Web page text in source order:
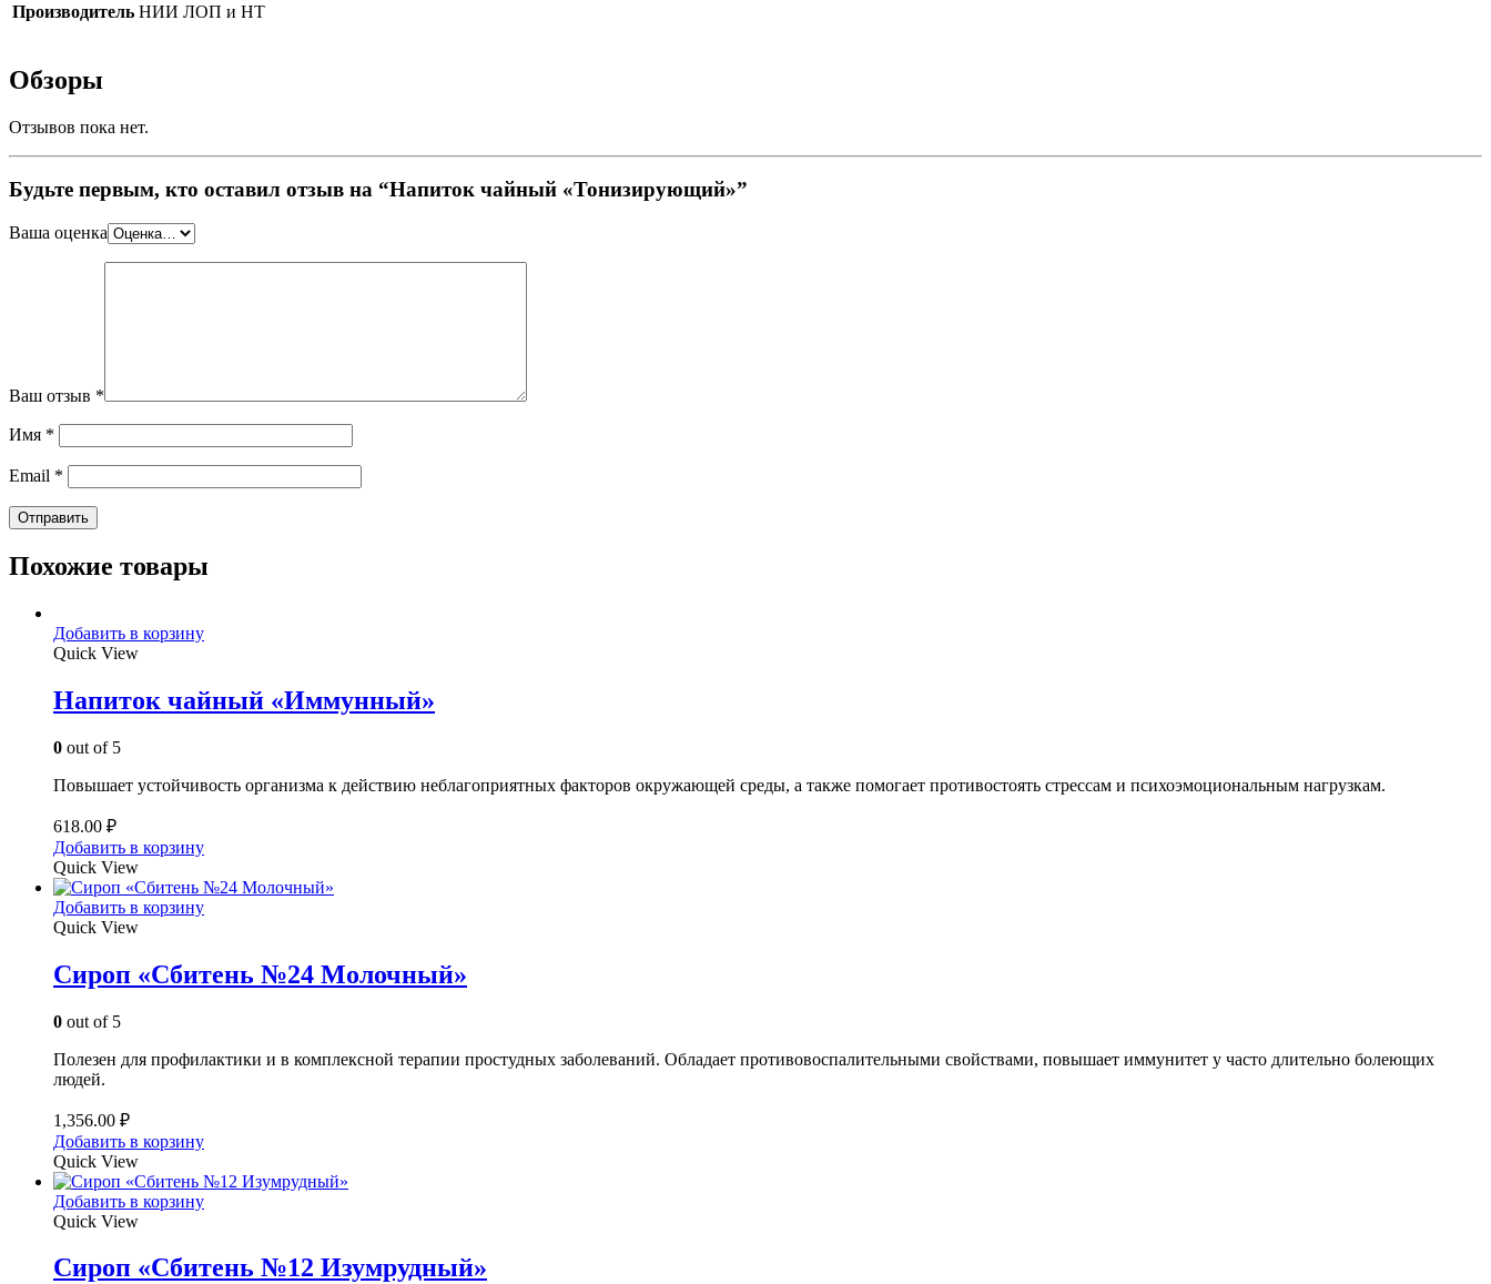
Производитель НИИ ЛОП и НТ
Обзоры
Отзывов пока нет.
Будьте первым, кто оставил отзыв на “Напиток чайный «Тонизирующий»”
Ваша оценка
Ваш отзыв *
Имя *
Email *
Похожие товары
Добавить в корзину
Quick View
Напиток чайный «Иммунный»
0 out of 5
Повышает устойчивость организма к действию неблагоприятных факторов окружающей среды, а также помогает противостоять стрессам и психоэмоциональным нагрузкам.
618.00 ₽
Добавить в корзину
Quick View
Добавить в корзину
Quick View
Сироп «Сбитень №24 Молочный»
0 out of 5
Полезен для профилактики и в комплексной терапии простудных заболеваний. Обладает противовоспалительными свойствами, повышает иммунитет у часто длительно болеющих
людей.
1,356.00 ₽
Добавить в корзину
Quick View
Добавить в корзину
Quick View
Сироп «Сбитень №12 Изумрудный»